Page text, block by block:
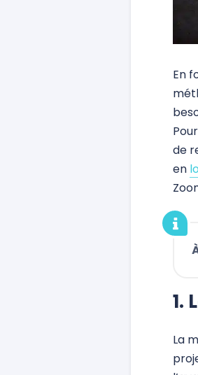
En
de
en
1.
La